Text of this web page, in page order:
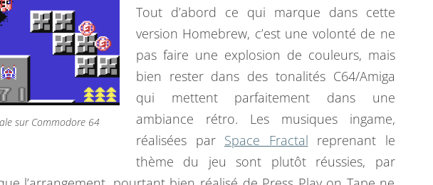
sur Commodore 64
Tout d’abord ce qui marque dans cette
version Homebrew, c’est une volonté de ne
pas faire une explosion de couleurs, mais
bien rester dans des tonalités C64/Amiga
qui mettent parfaitement dans une
ambiance rétro. Les musiques ingame,
réalisées par Space Fractal reprenant le
thème du jeu sont plutôt réussies, par